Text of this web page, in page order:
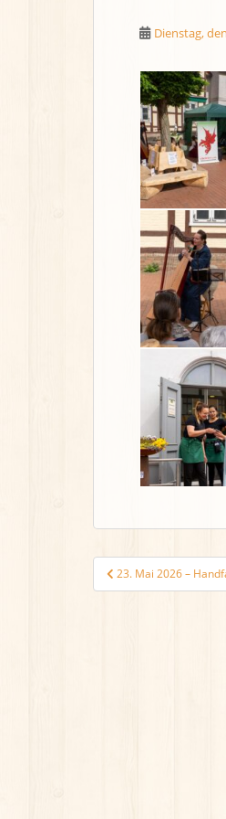
Dienstag,
23. Mai 2026 –